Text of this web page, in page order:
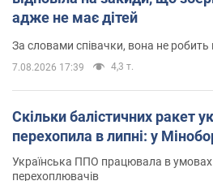
адже не має дітей
За словами співачки, вона не робить
7.08.2026 17:39 4,3 т.
Скільки балістичних ракет
перехопила в липні: у
Українська ППО працювала в умовах
перехоплювачів